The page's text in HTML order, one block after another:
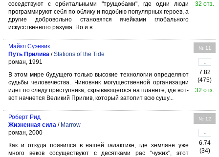
соседствуют с орбитальными "трущобами", где одни люди
программируют себя по облику и подобию популярных героев, а
другие добровольно становятся ячейками глобального
искусственного разума. Но и в...
32 отз.
Майкл Суэнвик
Путь Прилива /Stations of the Tide
роман, 1991
В этом мире будущего только высокие технологии определяют
судьбы человечества. Чиновник могущественной организации
идет по следу преступника, скрывающегося на планете, где вот-
вот начнется Великий Прилив, который затопит всю сушу...
№ 11
-
7.82
(475)
32 отз.
Роберт Рид
Жизненная сила / Marrow
роман, 2000
Как и откуда появился в нашей галактике, где земляне уже
много веков сосуществуют с десятками рас "чужих", этот
№ 12
-
6.74
(34)